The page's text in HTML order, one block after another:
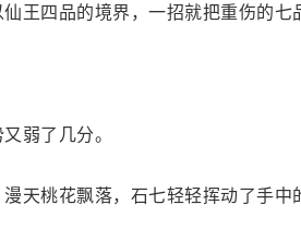
王四品的境界，一招就把重伤的七
弱了几分。
天桃花飘落，石七轻轻挥动了手中的